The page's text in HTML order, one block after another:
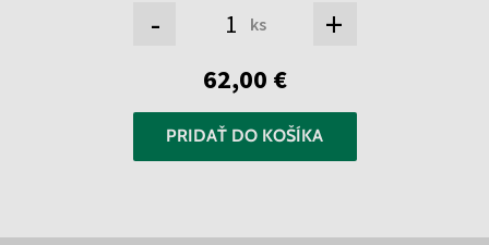
- ks +
62,00 €
PRIDAŤ DO KOŠÍKA